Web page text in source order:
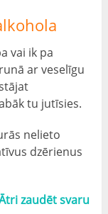
vai ik pa
ar veselīgu
tu jutīsies.
nelieto
dzērienus
zaudēt svaru